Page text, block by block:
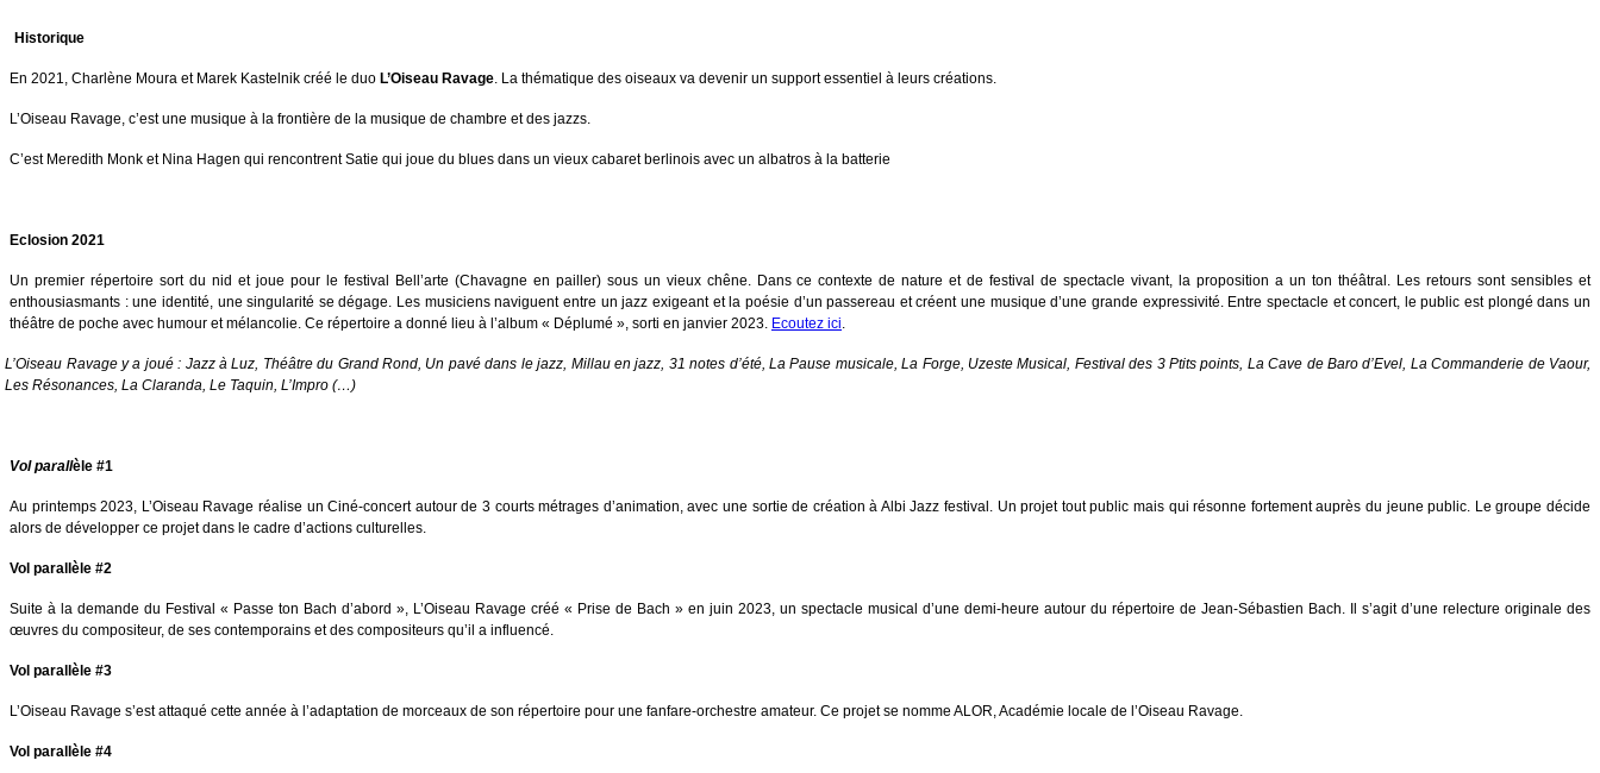
Historique
En 2021, Charlène Moura et Marek Kastelnik créé le duo L’Oiseau Ravage. La thématique des oiseaux va devenir un support essentiel à leurs créations.
L’Oiseau Ravage, c’est une musique à la frontière de la musique de chambre et des jazzs.
C’est Meredith Monk et Nina Hagen qui rencontrent Satie qui joue du blues dans un vieux cabaret berlinois avec un albatros à la batterie
Eclosion 2021
Un premier répertoire sort du nid et joue pour le festival Bell’arte (Chavagne en pailler) sous un vieux chêne. Dans ce contexte de nature et de festival de spectacle vivant, la proposition a un ton théâtral. Les retours sont sensibles et
enthousiasmants : une identité, une singularité se dégage. Les musiciens naviguent entre un jazz exigeant et la poésie d’un passereau et créent une musique d’une grande expressivité. Entre spectacle et concert, le public est plongé dans un
théâtre de poche avec humour et mélancolie. Ce répertoire a donné lieu à l’album « Déplumé », sorti en janvier 2023. Ecoutez ici.
L’Oiseau Ravage y a joué : Jazz à Luz, Théâtre du Grand Rond, Un pavé dans le jazz, Millau en jazz, 31 notes d’été, La Pause musicale, La Forge, Uzeste Musical, Festival des 3 Ptits points, La Cave de Baro d’Evel, La Commanderie de Vaour,
Les Résonances, La Claranda, Le Taquin, L’Impro (…)
Vol parallèle #1
Au printemps 2023, L’Oiseau Ravage réalise un Ciné-concert autour de 3 courts métrages d’animation, avec une sortie de création à Albi Jazz festival. Un projet tout public mais qui résonne fortement auprès du jeune public. Le groupe décide
alors de développer ce projet dans le cadre d’actions culturelles.
Vol parallèle #2
Suite à la demande du Festival « Passe ton Bach d’abord », L’Oiseau Ravage créé « Prise de Bach » en juin 2023, un spectacle musical d’une demi-heure autour du répertoire de Jean-Sébastien Bach. Il s’agit d’une relecture originale des
œuvres du compositeur, de ses contemporains et des compositeurs qu’il a influencé.
Vol parallèle #3
L’Oiseau Ravage s’est attaqué cette année à l’adaptation de morceaux de son répertoire pour une fanfare-orchestre amateur. Ce projet se nomme ALOR, Académie locale de l’Oiseau Ravage.
Vol parallèle #4